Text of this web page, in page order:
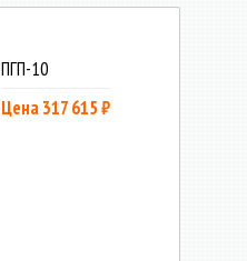
ПГП-10
Цена 317 615 ₽